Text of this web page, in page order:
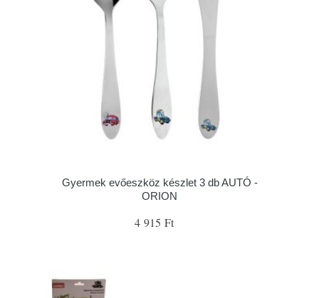
Gyermek evőeszköz készlet 3 db AUTÓ -
ORION
4 915 Ft